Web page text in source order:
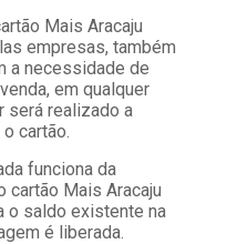
Mais Aracaju
empresas, também
a necessidade de
em qualquer
será realizado a
cartão.
funciona da
cartão Mais Aracaju
o saldo existente na
é liberada.